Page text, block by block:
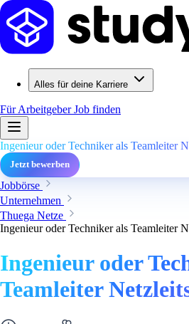
Alles für deine Karriere
Für ArbeitgeberJob finden
Ingenieur oder Techniker als Teamleiter
Jetzt bewerben
Jobbörse
Unternehmen
Thuega Netze
Ingenieur oder Techniker als Teamleiter
Ingenieur oder
Teamleiter